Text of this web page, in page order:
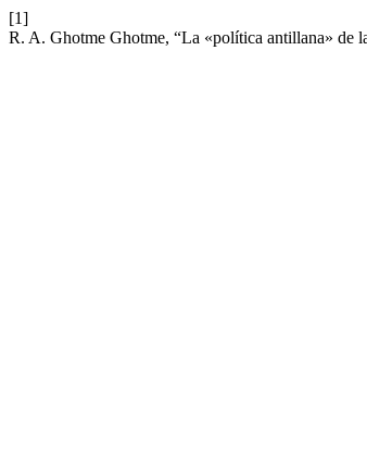
[1]
R. A. Ghotme Ghotme, “La «política antillana» de